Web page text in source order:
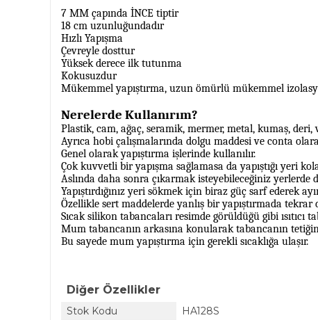
7 MM çapında İNCE tiptir
18 cm uzunluğundadır
Hızlı Yapışma
Çevreyle dosttur
Yüksek derece ilk tutunma
Kokusuzdur
Mükemmel yapıştırma, uzun ömürlü mükemmel
Nerelerde Kullanırım?
Plastik, cam, ağaç, seramik, mermer, metal, kumaş, deri,
Ayrıca hobi çalışmalarında dolgu maddesi ve conta
Genel olarak yapıştırma işlerinde kullanılır.
Çok kuvvetli bir yapışma sağlamasa da yapıştığı yeri
Aslında daha sonra çıkarmak isteyebileceğiniz
Yapıştırdığınız yeri sökmek için biraz güç sarf ederek
Özellikle sert maddelerde yanlış bir yapıştırmada tekrar
Sıcak silikon tabancaları resimde görüldüğü gibi
Mum tabancanın arkasına konularak tabancanın
Bu sayede mum yapıştırma için gerekli sıcaklığa ulaşır.
Diğer Özellikler
Stok Kodu
HA128S